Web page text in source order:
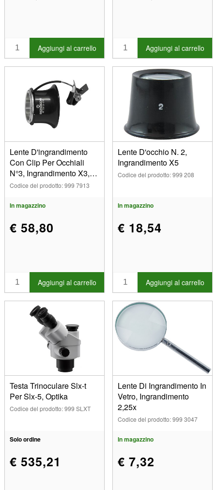
Aggiungi al carrello Aggiungi al carrello
Lente D'ingrandimento
Con Clip Per Occhiali
N°3, Ingrandimento X3,3,
Bergeon
Codice del prodotto: 999 7913
In magazzino
€ 58,80
Aggiungi al carrello
Lente D'occhio N. 2,
Ingrandimento X5
Codice del prodotto: 999 208
In magazzino
€ 18,54
Aggiungi al carrello
Testa Trinoculare Slx-t
Per Slx-5, Optika
Codice del prodotto: 999 SLXT
Solo ordine
€ 535,21
Lente Di Ingrandimento In
Vetro, Ingrandimento
2,25x
Codice del prodotto: 999 3047
In magazzino
€ 7,32